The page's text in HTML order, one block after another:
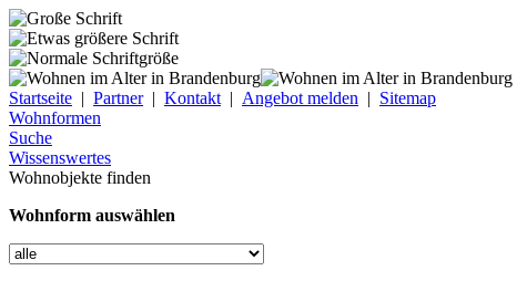
Startseite | Partner| Kontakt | Angebot melden | Sitemap
Wohnformen
Suche
Wissenswertes
Wohnobjekte finden
Wohnform auswählen